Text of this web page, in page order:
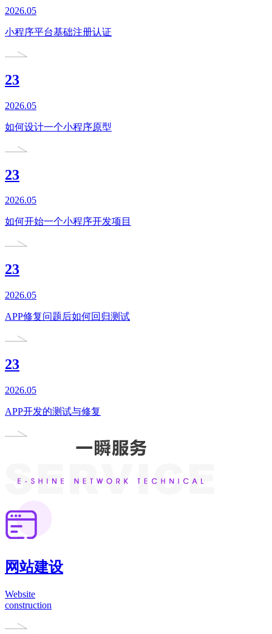
2026.05
小程序平台基础注册认证
23
2026.05
如何设计一个小程序原型
23
2026.05
如何开始一个小程序开发项目
23
2026.05
APP修复问题后如何回归测试
23
2026.05
APP开发的测试与修复
网站建设
Website
construction